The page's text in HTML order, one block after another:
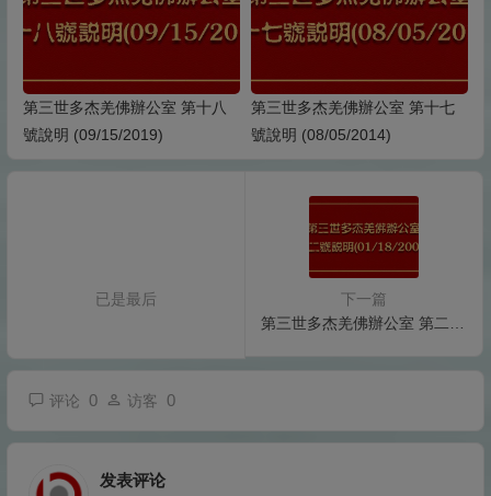
第三世多杰羌佛辦公室 第十八
號說明 (09/15/2019)
第三世多杰羌佛辦公室 第十七
號說明 (08/05/2014)
已是最后
下一篇
评论 0 访客 0
发表评论